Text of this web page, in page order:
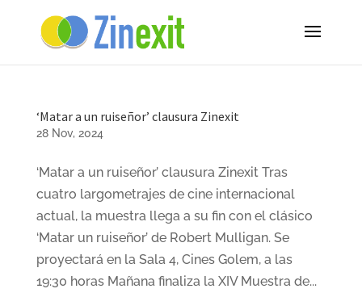
‘Matar a un ruiseñor’ clausura Zinexit
28 Nov, 2024
‘Matar a un ruiseñor’ clausura Zinexit Tras
cuatro largometrajes de cine internacional
actual, la muestra llega a su fin con el clásico
‘Matar un ruiseñor’ de Robert Mulligan. Se
proyectará en la Sala 4, Cines Golem, a las
19:30 horas Mañana finaliza la XIV Muestra de...